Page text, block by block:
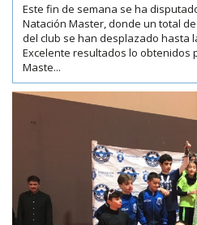
Este fin de semana se ha
Natación Master, donde un total
del club se han desplazado hasta
Excelente resultados lo obtenidos
Maste...